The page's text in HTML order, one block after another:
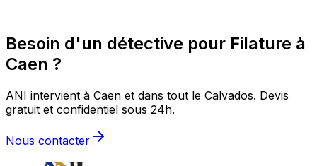
Besoin d'un détective pour Filature à
Caen ?
ANI intervient à Caen et dans tout le Calvados. Devis
gratuit et confidentiel sous 24h.
Nous contacter